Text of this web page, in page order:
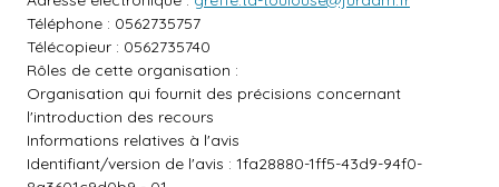
Téléphone : 0562735757
Télécopieur : 0562735740
Rôles de cette organisation :
Organisation qui fournit des précisions concernant
l'introduction des recours
Informations relatives à l'avis
Identifiant/version de l'avis : 1fa28880-1ff5-43d9-94f0-